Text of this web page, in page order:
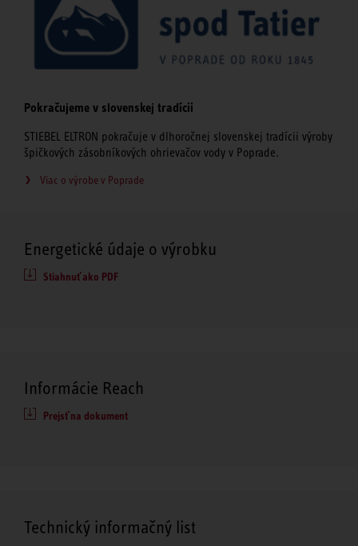
Pokračujeme v slovenskej tradícii
STIEBEL ELTRON pokračuje v dlhoročnej slovenskej tradícii výroby
špičkových zásobníkových ohrievačov vody v Poprade.
Viac o výrobe v Poprade
Energetické údaje o výrobku
Stiahnuť ako PDF
Informácie Reach
Prejsť na dokument
Technický informačný list